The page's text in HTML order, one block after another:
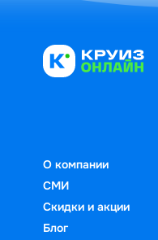
О компании
СМИ
Скидки и акции
Блог